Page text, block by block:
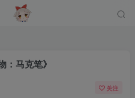
：马克笔》
关注